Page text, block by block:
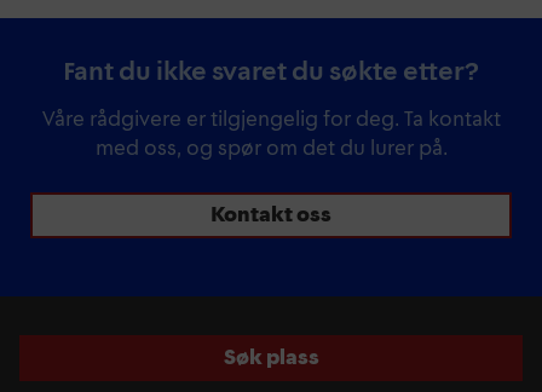
Fant du ikke svaret du søkte etter?
Våre rådgivere er tilgjengelig for deg. Ta kontakt
med oss, og spør om det du lurer på.
Kontakt oss
Søk plass